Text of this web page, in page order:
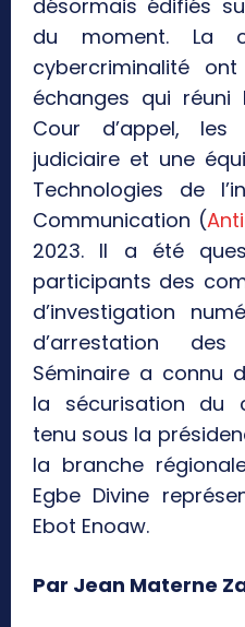
désormais édifiés
du moment. La
cybercriminalité
échanges qui
Cour d’appel,
judiciaire et une
Technologies de
Communication (
2023. Il a été
participants des
d’investigation
d’arrestation
Séminaire a connu
la sécurisation du
tenu sous la
la branche
Egbe Divine
Ebot Enoaw.
Par Jean Materne